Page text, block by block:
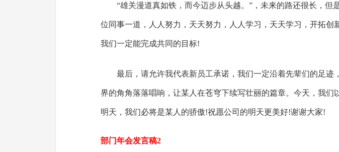
“雄关漫道真如铁，而今迈步从头越。”，未来的路还很长，但
位同事一道，人人努力，天天努力，人人学习，天天学习，开拓创
我们一定能完成共同的目标!
最后，请允许我代表新员工承诺，我们一定沿着先辈们的足迹
界的角角落落唱响，让某人在苍穹下续写壮丽的篇章。今天，我们
明天，我们必将是某人的骄傲!祝愿公司的明天更美好!谢谢大家!
部门年会发言稿2